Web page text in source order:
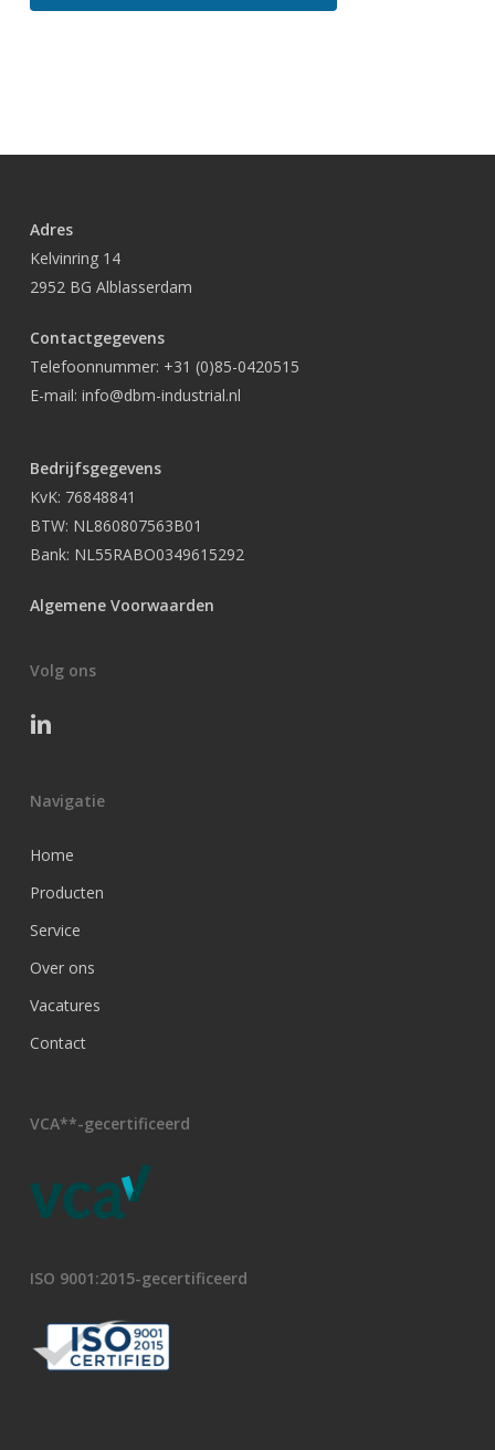
Adres
Kelvinring 14
2952 BG Alblasserdam
Contactgegevens
Telefoonnummer: +31 (0)85-0420515
E-mail: info@dbm-industrial.nl
Bedrijfsgegevens
KvK: 76848841
BTW: NL860807563B01
Bank: NL55RABO0349615292
Algemene Voorwaarden
Volg ons
Navigatie
Home
Producten
Service
Over ons
Vacatures
Contact
VCA**-gecertificeerd
ISO 9001:2015-gecertificeerd